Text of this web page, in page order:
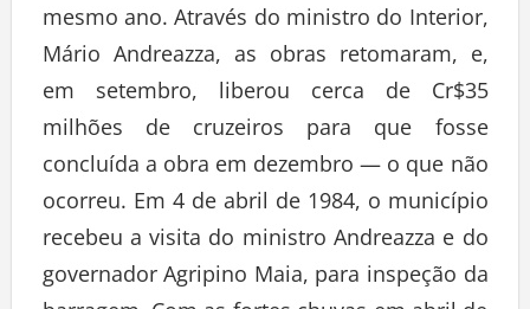
mesmo ano. Através do ministro do Interior,
Mário Andreazza, as obras retomaram, e,
em setembro, liberou cerca de Cr$35
milhões de cruzeiros para que fosse
concluída a obra em dezembro — o que não
ocorreu. Em 4 de abril de 1984, o município
recebeu a visita do ministro Andreazza e do
governador Agripino Maia, para inspeção da